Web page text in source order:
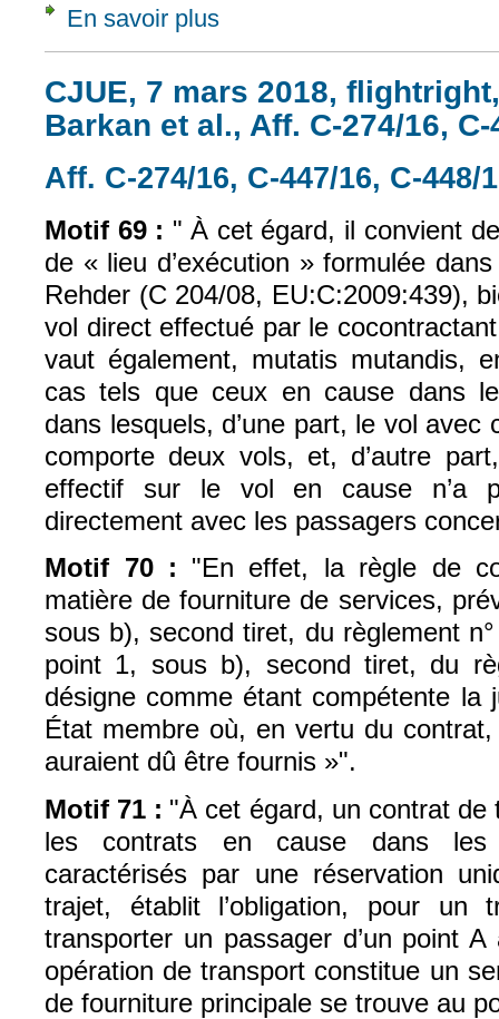
En savoir plus
CJUE, 7 mars 2018,
Barkan et al., Aff. C-274/16,
Aff. C-274/16, C-447/16, C-448/
Motif 69 : " À cet égard, il convient
de « lieu d’exécution » formulée
Rehder (C 204/08, EU:C:2009:439),
vol direct effectué par le
vaut également, mutatis mutandis,
cas tels que ceux en cause dans
dans lesquels, d’une part, le vol avec
comporte deux vols, et, d’autre
effectif sur le vol en cause n’a
directement avec les passagers
Motif 70 : "En effet, la règle de
matière de fourniture de services,
sous b), second tiret, du règlement
point 1, sous b), second tiret, du
désigne comme étant compétente la
État membre où, en vertu du
auraient dû être fournis »".
Motif 71 : "À cet égard, un contrat de
les contrats en cause dans les
caractérisés par une réservation
trajet, établit l’obligation, pour un
transporter un passager d’un point
opération de transport constitue un
de fourniture principale se trouve au